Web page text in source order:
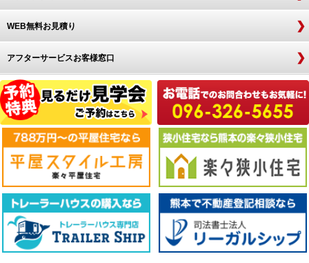
WEB無料お見積り
アフターサービスお客様窓口